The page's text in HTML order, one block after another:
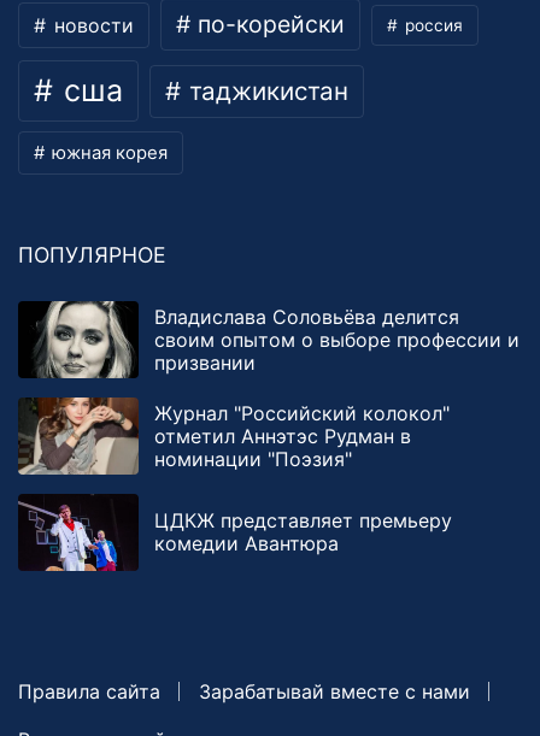
новости по-корейски россия
сша таджикистан
южная корея
ПОПУЛЯРНОЕ
Владислава Соловьёва делится
своим опытом о выборе профессии и
призвании
Журнал "Российский колокол"
отметил Аннэтэс Рудман в
номинации "Поэзия"
ЦДКЖ представляет премьеру
комедии Авантюра
Правила сайта
Зарабатывай вместе с нами